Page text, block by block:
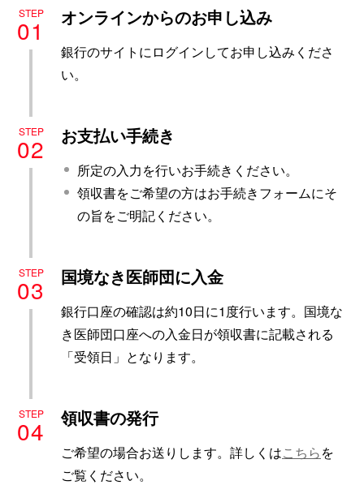
STEP
01 オンラインからのお申し込み
銀行のサイトにログインしてお申し込みくださ
い。
STEP
02 お支払い手続き
所定の入力を行いお手続きください。
領収書をご希望の方はお手続きフォームにそ
の旨をご明記ください。
STEP
03 国境なき医師団に入金
銀行口座の確認は約10日に1度行います。国境な
き医師団口座への入金日が領収書に記載される
「受領日」となります。
STEP
04 領収書の発行
ご希望の場合お送りします。詳しくはこちらを
ご覧ください。